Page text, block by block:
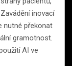
inovací
nutné překonat
gramotnost.
AI ve